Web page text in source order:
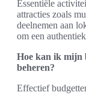
Essentiële
attracties zoals
deelnemen aan
om een
Hoe kan ik mijn
beheren?
Effectief